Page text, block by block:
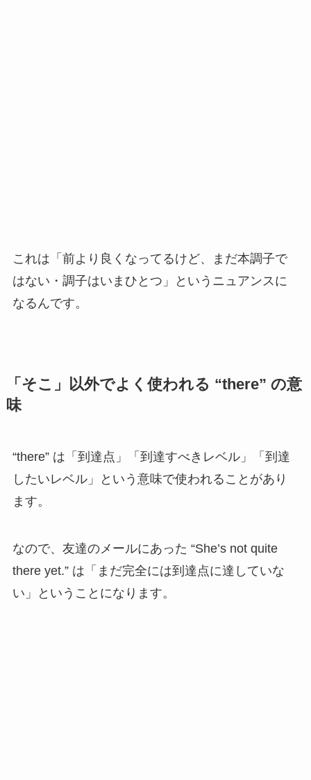
これは「前より良くなってるけど、まだ本調子で
はない・調子はいまひとつ」というニュアンスに
なるんです。
「そこ」以外でよく使われる “there” の意
味
“there” は「到達点」「到達すべきレベル」「到達
したいレベル」という意味で使われることがあり
ます。
なので、友達のメールにあった “She’s not quite
there yet.” は「まだ完全には到達点に達していな
い」ということになります。